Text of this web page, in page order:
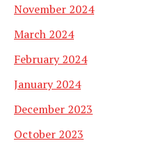
November 2024
March 2024
February 2024
January 2024
December 2023
October 2023